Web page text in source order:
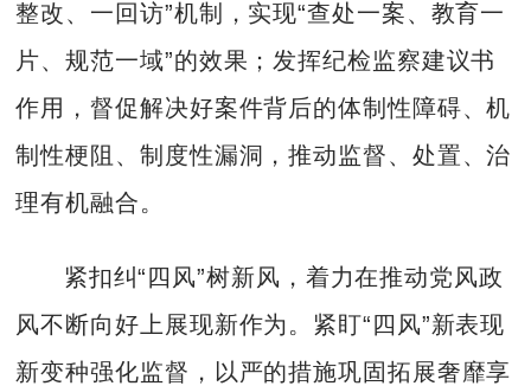
整改、一回访”机制，实现“查处一案、教育一
片、规范一域”的效果；发挥纪检监察建议书
作用，督促解决好案件背后的体制性障碍、机
制性梗阻、制度性漏洞，推动监督、处置、治
理有机融合。
紧扣纠“四风”树新风，着力在推动党风政
风不断向好上展现新作为。紧盯“四风”新表现
新变种强化监督，以严的措施巩固拓展奢靡享